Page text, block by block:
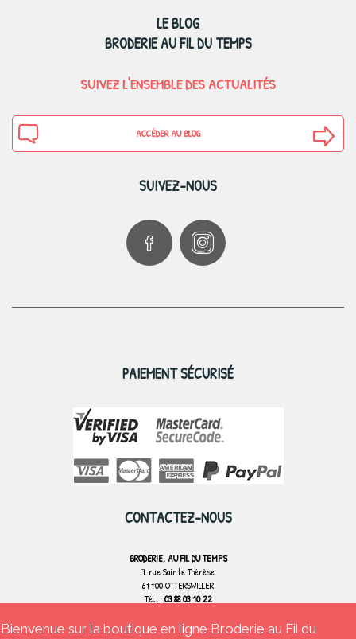
LE BLOG
BRODERIE AU FIL DU TEMPS
SUIVEZ L'ENSEMBLE DES ACTUALITÉS
ACCÉDER AU BLOG
SUIVEZ-NOUS
PAIEMENT SÉCURISÉ
CONTACTEZ-NOUS
BRODERIE, AU FIL DU TEMPS
7 rue Sainte Thérèse
67700 OTTERSWILLER
Tél. :03 88 03 10 22
CONTACTEZ-NOUS
Bienvenue sur la boutique en ligne Broderie au Fil du